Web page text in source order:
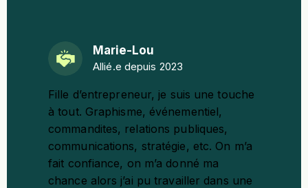
Marie-Lou
Allié.e depuis 2023
Fille d’entrepreneur, je suis une touche
à tout. Graphisme, événementiel,
commandites, relations publiques,
communications, stratégie, etc. On m’a
fait confiance, on m’a donné ma
chance alors j’ai pu travailler dans une